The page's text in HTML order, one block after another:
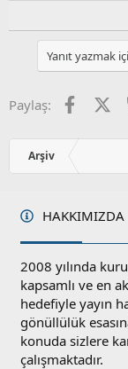
Yanıt yazmak
Paylaş:
Arşiv
HAKKIMIZDA
2008 yılında
kapsamlı ve en
hedefiyle yayın
gönüllülük
konuda sizlere
çalışmaktadır.